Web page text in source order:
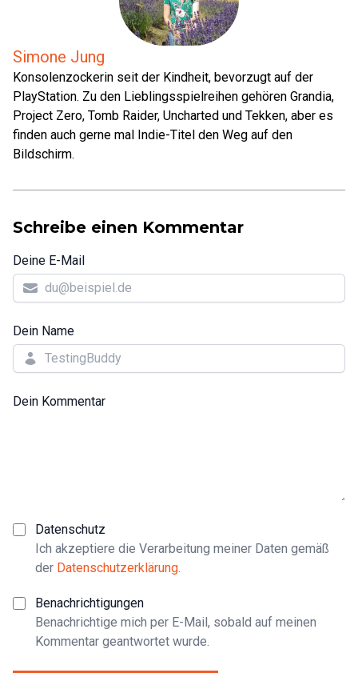
Simone Jung
Konsolenzockerin seit der Kindheit, bevorzugt auf der
PlayStation. Zu den Lieblingsspielreihen gehören Grandia,
Project Zero, Tomb Raider, Uncharted und Tekken, aber es
finden auch gerne mal Indie-Titel den Weg auf den
Bildschirm.
Schreibe einen Kommentar
Deine E-Mail
Dein Name
Dein Kommentar
Datenschutz
Ich akzeptiere die Verarbeitung meiner Daten gemäß
der Datenschutzerklärung
Benachrichtigungen
Benachrichtige mich per E-Mail, sobald auf meinen
Kommentar geantwortet wurde.